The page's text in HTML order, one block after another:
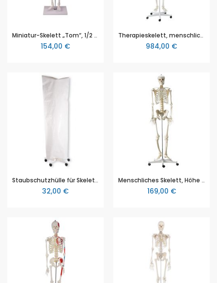
Miniatur-Skelett „Tom“, 1/2 natürliche Größe, Schädel in drei Teile zerlegbar, Höhe ca. 80cm, digitales anatomisches Modell mit Augmented Anatomy, Erler & Zimmer (EZ 3032)
154,00 €
Therapieskelett, menschliches Skelett „Peter“, ca. 176cm (mit Stativ) beweglich, mit Muskelmarkierungen, digitales anatomisches Modell mit Augmented Anatomy, Erler & Zimmer (EZ 3015)
984,00 €
Staubschutzhülle für Skelett, weiß, Erler & Zimmer (EZ 3099)
32,00 €
Menschliches Skelett, Höhe ca. 180cm, Wirbelsäule ist beweglich, Bandscheiben sind flexibel, Extremitäten abnehmbar und der Schädel ist dreifach zerlegbar
169,00 €